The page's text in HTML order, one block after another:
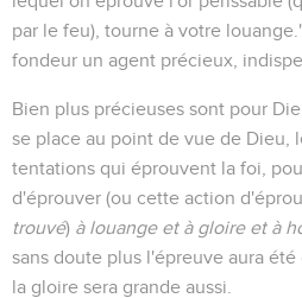
par le feu), tourne à votre
fondeur un agent précieux,
Bien plus précieuses sont pour
se place au point de vue de Dieu,
tentations qui éprouvent la foi,
d'éprouver (ou cette action
trouvé) à louange et à gloire et à
sans doute plus l'épreuve aura
la gloire sera grande aussi.